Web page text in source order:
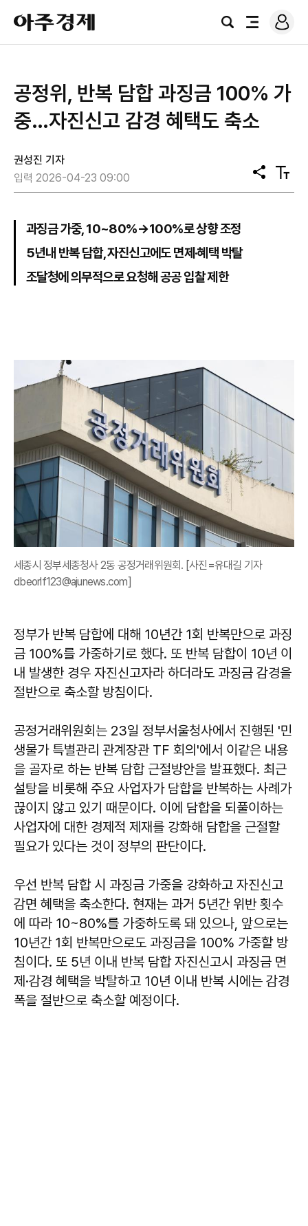
아
주
경
검
전
로
그
공정위, 반복 담합 과징금 100% 가
중…자진신고 감경 혜택도 축소
권성진 기자
입력 2026-04-23 09:00
공
유
텍
스
과징금 가중, 10~80%→100%로 상향 조정
5년내 반복 담합, 자진신고에도 면제·혜택 박탈
조달청에 의무적으로 요청해 공공 입찰 제한
세종시 정부세종청사 2동 공정거래위원회. [사진=유대길 기자
dbeorlf123@ajunews.com]
정부가 반복 담합에 대해 10년간 1회 반복만으로 과징
금 100%를 가중하기로 했다. 또 반복 담합이 10년 이
내 발생한 경우 자진신고자라 하더라도 과징금 감경을
절반으로 축소할 방침이다.
공정거래위원회는 23일 정부서울청사에서 진행된 '민
생물가 특별관리 관계장관 TF 회의'에서 이같은 내용
을 골자로 하는 반복 담합 근절방안을 발표했다. 최근
설탕을 비롯해 주요 사업자가 담합을 반복하는 사례가
끊이지 않고 있기 때문이다. 이에 담합을 되풀이하는
사업자에 대한 경제적 제재를 강화해 담합을 근절할
필요가 있다는 것이 정부의 판단이다.
우선 반복 담합 시 과징금 가중을 강화하고 자진신고
감면 혜택을 축소한다. 현재는 과거 5년간 위반 횟수
에 따라 10~80%를 가중하도록 돼 있으나, 앞으로는
10년간 1회 반복만으로도 과징금을 100% 가중할 방
침이다. 또 5년 이내 반복 담합 자진신고시 과징금 면
제·감경 혜택을 박탈하고 10년 이내 반복 시에는 감경
폭을 절반으로 축소할 예정이다.